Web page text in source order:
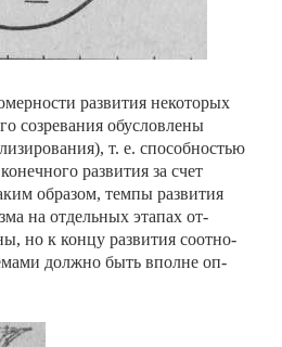
развития некото­рых
созревания обусловле­ны
т. е. способ­ностью
развития за счет
образом, темпы разви­тия
на отдельных этапах от­
но к концу развития соотно­
должно быть вполне оп­